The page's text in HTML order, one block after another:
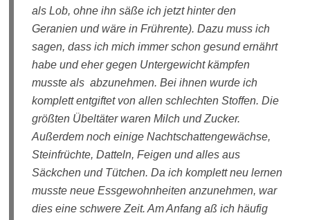
als Lob, ohne ihn säße ich jetzt hinter den
Geranien und wäre in Frührente). Dazu muss ich
sagen, dass ich mich immer schon gesund ernährt
habe und eher gegen Untergewicht kämpfen
musste als abzunehmen. Bei ihnen wurde ich
komplett entgiftet von allen schlechten Stoffen. Die
größten Übeltäter waren Milch und Zucker.
Außerdem noch einige Nachtschattengewächse,
Steinfrüchte, Datteln, Feigen und alles aus
Säckchen und Tütchen. Da ich komplett neu lernen
musste neue Essgewohnheiten anzunehmen, war
dies eine schwere Zeit. Am Anfang aß ich häufig